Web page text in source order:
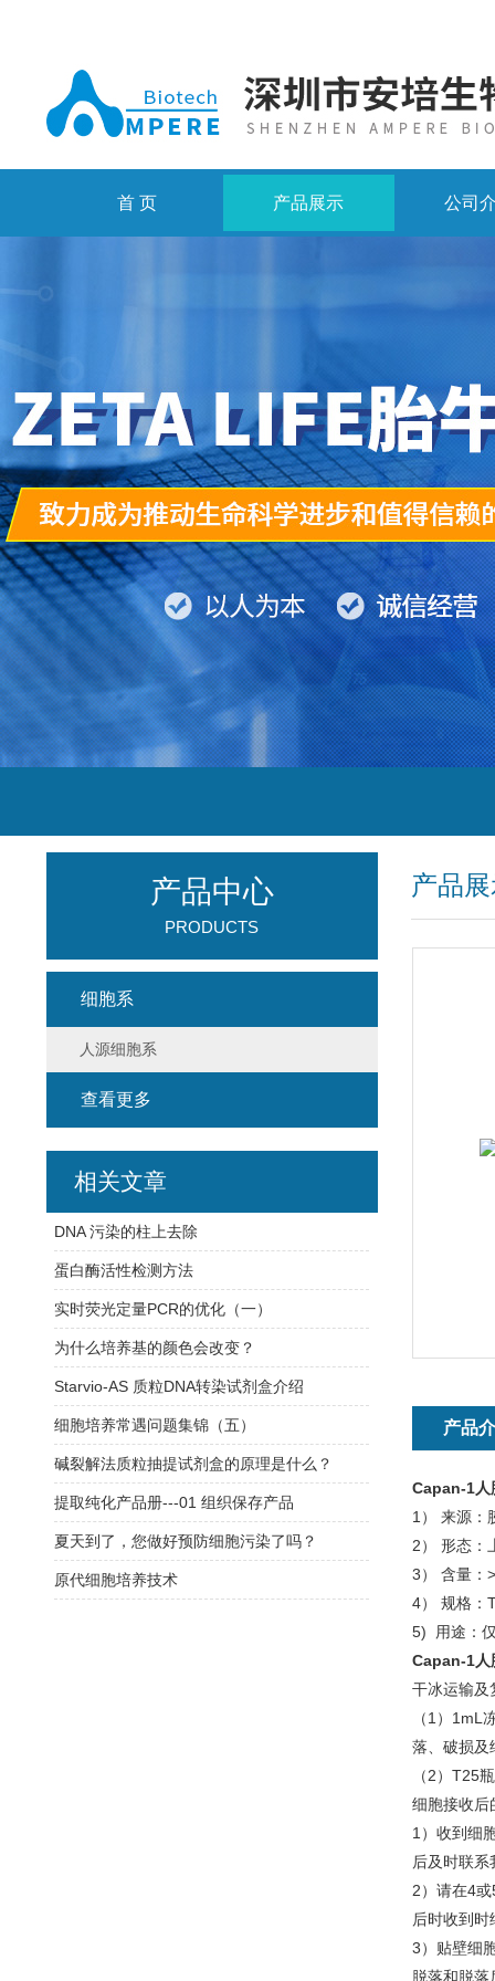
首 页 产品展示 公司
产品
产品
Capan-1人
1） 来源：
2） 形态：
3） 含量：
4） 规格：
5) 用途：
Capan-1人
干冰运输及
（1）1mL
落、破损及
（2）T25
细胞接收后
1）收到细
后及时联系
2）请在4
后时收到时
3）贴壁细
脱落和脱落
产品中心
PRODUCTS
细胞系
人源细胞系
查看更多
相关文章
DNA 污染的柱上去除
蛋白酶活性检测方法
实时荧光定量PCR的优化（一）
为什么培养基的颜色会改变？
Starvio-AS 质粒DNA转染试剂盒介绍
细胞培养常遇问题集锦（五）
碱裂解法质粒抽提试剂盒的原理是什么？
提取纯化产品册---01 组织保存产品
夏天到了，您做好预防细胞污染了吗？
原代细胞培养技术